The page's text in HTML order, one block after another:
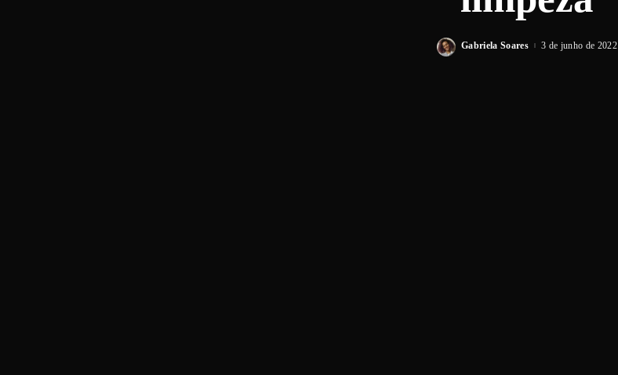
Gabriela Soares 3 de junho de 2022